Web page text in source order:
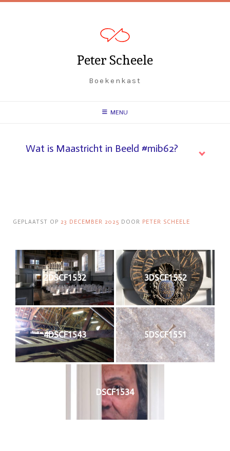
Spring
Peter Scheele
Boekenkast
MENU
Wat is Maastricht in Beeld #mib62?
GEPLAATST OP 23 DECEMBER 2025 DOOR PETER SCHEELE
2DSCF1532 3DSCF1552
4DSCF1543 5DSCF1551
DSCF1534